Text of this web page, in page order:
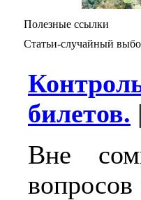
Полезные ссылки
Статьи-случайный
билетов.
Вне
вопросов